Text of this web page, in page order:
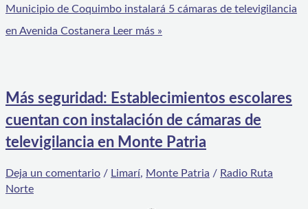
Municipio de Coquimbo instalará 5 cámaras de televigilancia
en Avenida Costanera Leer más »
Más seguridad: Establecimientos escolares
cuentan con instalación de cámaras de
televigilancia en Monte Patria
Deja un comentario / Limarí, Monte Patria / Radio Ruta
Norte